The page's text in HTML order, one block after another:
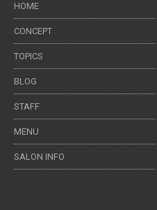
HOME
CONCEPT
TOPICS
BLOG
STAFF
MENU
SALON INFO